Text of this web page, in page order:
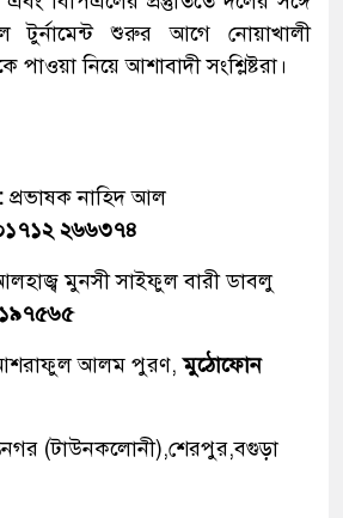
টুর্নামেন্ট শুরুর আগে নোয়াখালী
পাওয়া নিয়ে আশাবাদী সংশ্লিষ্টরা।
প্রভাষক নাহিদ আল
২৬৬৩৭৪
মুনসী সাইফুল বারী ডাবলু
আলম পুরণ,মুঠোফোন
(টাউনকলোনী),শেরপুর,বগুড়া